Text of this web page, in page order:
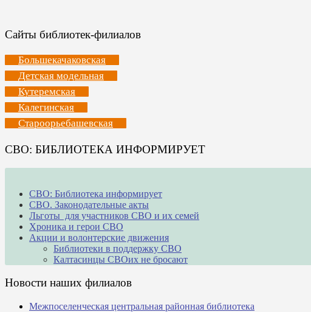
Сайты библиотек-филиалов
Большекачаковская
Детская модельная
Кутеремская
Калегинская
Староорьебашевская
СВО: БИБЛИОТЕКА ИНФОРМИРУЕТ
СВО: Библиотека информирует
СВО. Законодательные акты
Льготы для участников СВО и их семей
Хроника и герои СВО
Акции и волонтерские движения
Библиотеки в поддержку СВО
Калтасинцы СВОих не бросают
Новости наших филиалов
Межпоселенческая центральная районная библиотека